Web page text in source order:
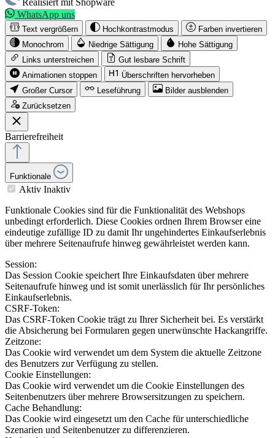
Realisiert mit Shopware
WhatsApp uns
Text vergrößern Hochkontrastmodus
Farben invertieren
Monochrom
Niedrige Sättigung
Hohe Sättigung
Links unterstreichen
Gut lesbare Schrift
Animationen stoppen
Überschriften hervorheben
Großer Cursor
Leseführung
Bilder ausblenden
Zurücksetzen
Barrierefreiheit
Funktionale
Aktiv Inaktiv
Funktionale Cookies sind für die Funktionalität des Webshops
unbedingt erforderlich. Diese Cookies ordnen Ihrem Browser eine
eindeutige zufällige ID zu damit Ihr ungehindertes Einkaufserlebnis
über mehrere Seitenaufrufe hinweg gewährleistet werden kann.
Session:
Das Session Cookie speichert Ihre Einkaufsdaten über mehrere
Seitenaufrufe hinweg und ist somit unerlässlich für Ihr persönliches
Einkaufserlebnis.
CSRF-Token:
Das CSRF-Token Cookie trägt zu Ihrer Sicherheit bei. Es verstärkt
die Absicherung bei Formularen gegen unerwünschte Hackangriffe.
Zeitzone:
Das Cookie wird verwendet um dem System die aktuelle Zeitzone
des Benutzers zur Verfügung zu stellen.
Cookie Einstellungen:
Das Cookie wird verwendet um die Cookie Einstellungen des
Seitenbenutzers über mehrere Browsersitzungen zu speichern.
Cache Behandlung:
Das Cookie wird eingesetzt um den Cache für unterschiedliche
Szenarien und Seitenbenutzer zu differenzieren.